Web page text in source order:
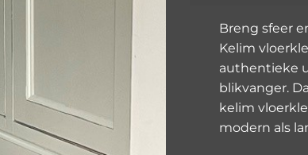
Breng sfeer
Kelim
authentieke
blikvanger.
kelim
modern als